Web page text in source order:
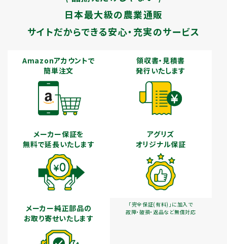
日本最大級の農業通販
サイトだからできる安心・充実のサービス
Amazonアカウントで
簡単注文
領収書・見積書
発行いたします
メーカー保証を
無料で延長いたします
アグリズ
オリジナル保証
「完全保証(有料)」に加入で
故障・破損・返品など無償対応
メーカー純正部品の
お取り寄せいたします